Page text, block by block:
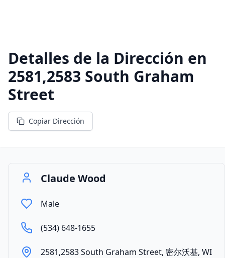
Detalles de la Dirección en
2581,2583 South Graham
Street
Copiar Dirección
Claude Wood
Male
(534) 648-1655
2581,2583 South Graham Street, 密尔沃基, WI